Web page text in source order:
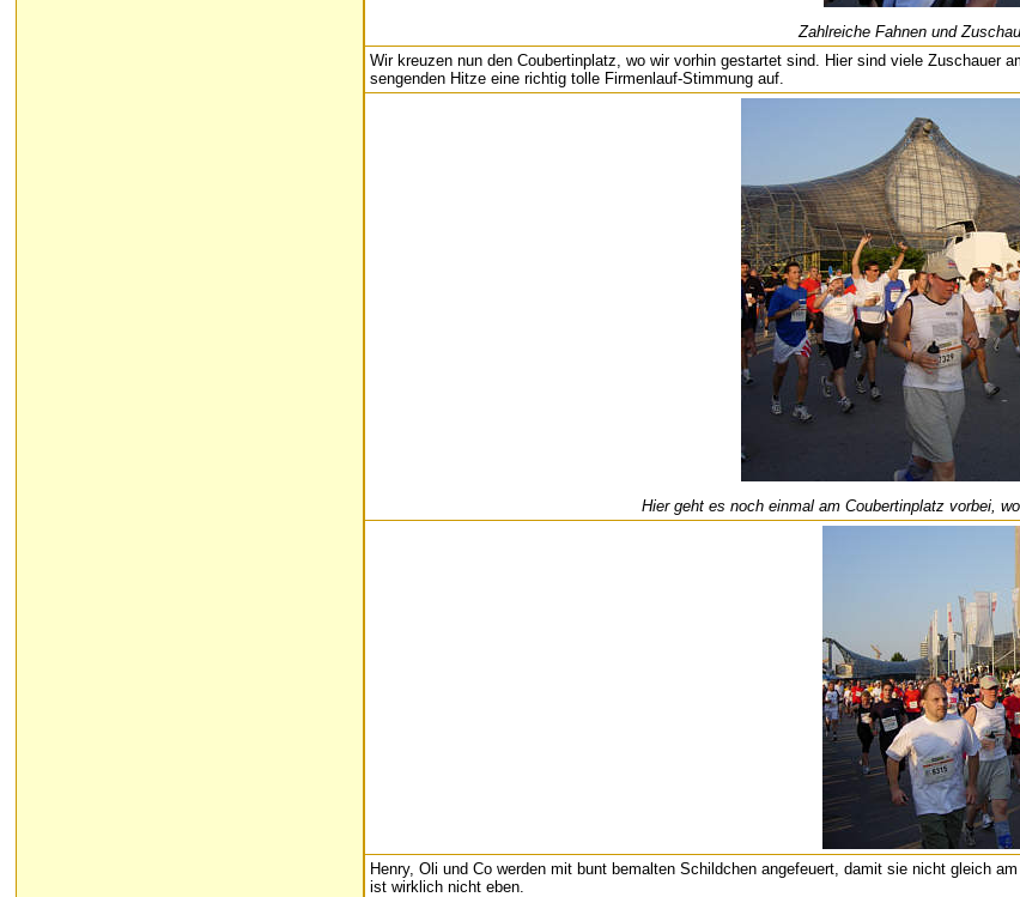
Zahlreiche Fahnen und
Wir kreuzen nun den Coubertinplatz, wo wir vorhin gestartet sind. Hier sind viele Zuschauer
sengenden Hitze eine richtig tolle Firmenlauf-Stimmung auf.
Hier geht es noch einmal am Coubertinplatz vorbei,
Henry, Oli und Co werden mit bunt bemalten Schildchen angefeuert, damit sie nicht gleich
ist wirklich nicht eben.